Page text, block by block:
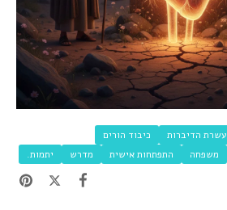
עשרת הדיברות
כיבוד הורים
משפחה התפתחות אישית מדרש יתמות.